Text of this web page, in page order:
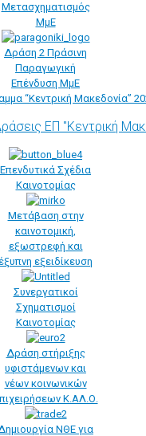
Μετασχηματισμός
ΜμΕ
Δράση 2 Πράσινη
Παραγωγική
Επένδυση ΜμΕ
“Κεντρική Μακεδονία”
ΕΠ "Κεντρική
Επενδυτικά Σχέδια
Καινοτομίας
Μετάβαση στην
καινοτομική,
εξωστρεφή και
έξυπνη εξειδίκευση
Συνεργατικοί
Σχηματισμοί
Καινοτομίας
Δράση στήριξης
υφιστάμενων και
νέων κοινωνικών
Κ.ΑΛ.Ο.
ΝΘΕ για